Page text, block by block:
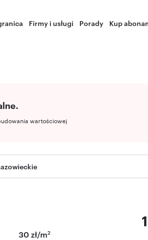
Firmy i usługi Porady Kup
wartościowej
30 zł/m2